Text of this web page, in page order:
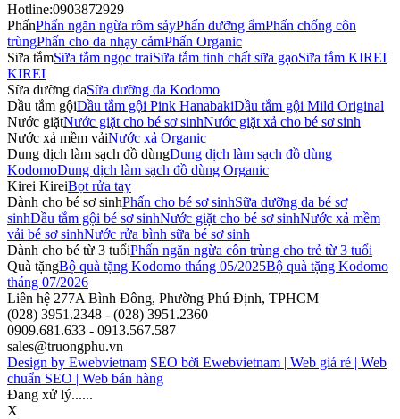
Hotline:0903872929
PhấnPhấn ngăn ngừa rôm sảyPhấn dưỡng ẩmPhấn chống côn
trùngPhấn cho da nhạy cảmPhấn Organic
Sữa tắmSữa tắm ngọc traiSữa tắm tinh chất sữa gạoSữa tắm KIREI
KIREI
Sữa dưỡng daSữa dưỡng da Kodomo
Dầu tắm gộiDầu tắm gội Pink HanabakiDầu tắm gội Mild Original
Nước giặtNước giặt cho bé sơ sinhNước giặt xả cho bé sơ sinh
Nước xả mềm vảiNước xả Organic
Dung dịch làm sạch đồ dùngDung dịch làm sạch đồ dùng
KodomoDung dịch làm sạch đồ dùng Organic
Kirei KireiBọt rửa tay
Dành cho bé sơ sinhPhấn cho bé sơ sinhSữa dưỡng da bé sơ
sinhDầu tắm gội bé sơ sinhNước giặt cho bé sơ sinhNước xả mềm
vải bé sơ sinhNước rửa bình sữa bé sơ sinh
Dành cho bé từ 3 tuổiPhấn ngăn ngừa côn trùng cho trẻ từ 3 tuổi
Quà tặngBộ quà tặng Kodomo tháng 05/2025Bộ quà tặng Kodomo
tháng 07/2026
Liên hệ 277A Bình Đông, Phường Phú Định, TPHCM
(028) 3951.2348 - (028) 3951.2360
0909.681.633 - 0913.567.587
sales@truongphu.vn
Design by Ewebvietnam SEO bời Ewebvietnam | Web giá rẻ | Web
chuẩn SEO | Web bán hàng
Đang xử lý......
X